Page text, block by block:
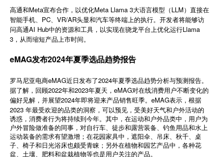
高通和Meta宣布合作，以优化Meta Llama 3大语言模型（LLM）直接在
智能手机、PC、VR/AR头显和汽车等终端上的执行。开发者将能够访
问高通AI Hub中的资源和工具，以实现在骁龙平台上优化运行Llama
3，从而缩短产品上市时间。
eMAG发布2024年夏季选品趋势报告
罗马尼亚电商eMAG近日发布了2024年夏季选品趋势分析与预测报告。
据了解，回顾2022年和2023年夏天， eMAG对在线消费用户不断变化的
偏好见解，并展望2024年即将迎来产品销售旺季。 eMAG表示，根据
2023 年最受欢迎的品类的洞察，可以预见，受美好天气和户外活动的
诱惑，消费者行为将持续到今年。其中，在运动和户外品类中，用户为
户外冒险做准备的同事，对自行车、徒步和露营装备、钓鱼用品和水上
运动装备的需求有望激增；在花园家具中，遮阳伞、吊床、秋千、桌
子、椅子和日光浴床也颇受青睐；另外在植物和园艺产品中，各种花
盆、土壤、肥料和盆栽植物等也是用户关注的产品。